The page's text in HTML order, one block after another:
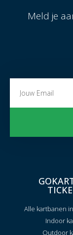
Meld je
Alle kartbanen
Indoor
Outdoor